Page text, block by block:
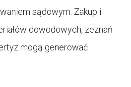
sądowym. Zakup i
dowodowych, zeznań
mogą generować